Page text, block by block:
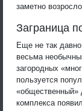
заметно возросло.
Заграница
Еще не так
весьма
загородных
пользуется
«общественный»
комплекса